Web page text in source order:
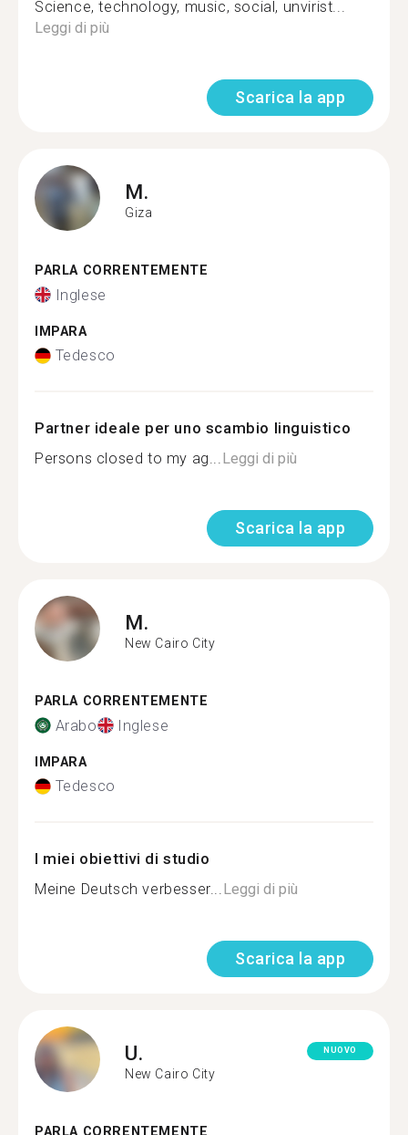
Science, technology, music, social, unvirist...
Leggi di più
Scarica la app
M.
Giza
PARLA CORRENTEMENTE
Inglese
IMPARA
Tedesco
Partner ideale per uno scambio linguistico
Persons closed to my ag...Leggi di più
Scarica la app
M.
New Cairo City
PARLA CORRENTEMENTE
Arabo Inglese
IMPARA
Tedesco
I miei obiettivi di studio
Meine Deutsch verbesser...Leggi di più
Scarica la app
U.
New Cairo City
NUOVO
PARLA CORRENTEMENTE